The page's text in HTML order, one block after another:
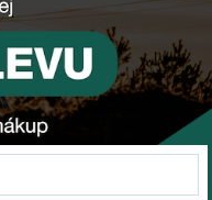
RD-TY200 GS 6/7
ALTUS RD-M310 7/8SP